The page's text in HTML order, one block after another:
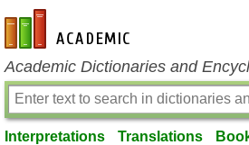
en-academic.com
Academic Dictionaries and
Interpretations Translations